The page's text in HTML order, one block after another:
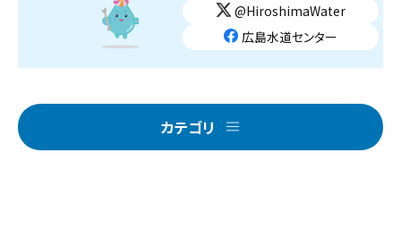
@HiroshimaWater
広島水道センター
カテゴリ